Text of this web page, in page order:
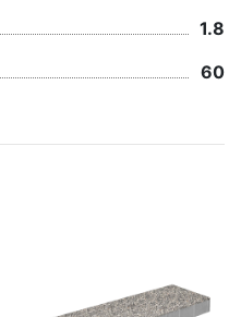
1.8
60